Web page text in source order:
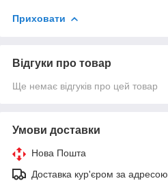
Приховати
Відгуки про товар
Ще немає відгуків про цей товар
Умови доставки
Нова Пошта
Доставка кур'єром за адресою